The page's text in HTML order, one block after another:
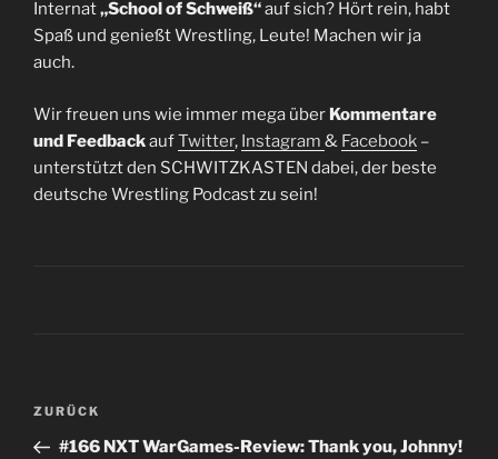
Internat„School of Schweiß“auf sich? Hört rein, habt
Spaß und genießt Wrestling, Leute! Machen wir ja
auch.
Wir freuen uns wie immer mega über Kommentare
und FeedbackaufTwitter, Instagram & Facebook –
unterstützt den SCHWITZKASTEN dabei, der beste
deutsche Wrestling Podcast zu sein!
Beitragsnavigation
Vorheriger
Beitrag
ZURÜCK
#166 NXT WarGames-Review: Thank you, Johnny!